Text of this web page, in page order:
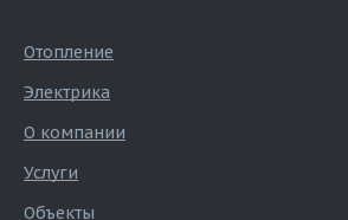
Отопление
Электрика
О компании
Услуги
Объекты